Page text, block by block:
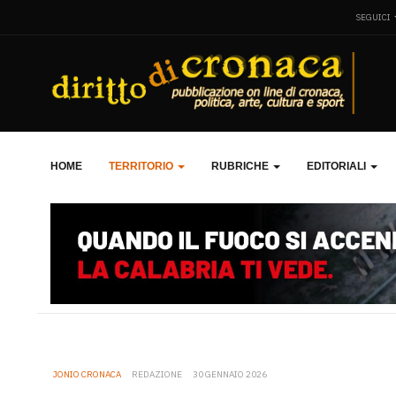
SEGUICI
HOME TERRITORIO RUBRICHE EDITORIALI
JONIO CRONACA REDAZIONE 30 GENNAIO 2026